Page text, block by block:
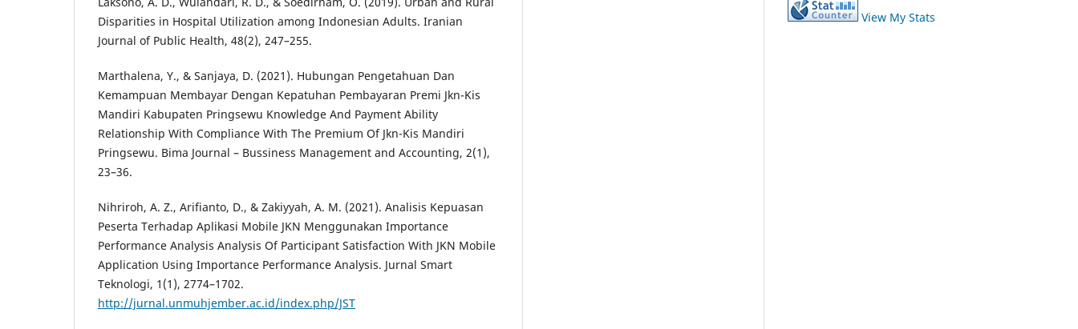
Disparities in Hospital Utilization among Indonesian Adults. Iranian
Journal of Public Health, 48(2), 247–255.
Marthalena, Y., & Sanjaya, D. (2021). Hubungan Pengetahuan Dan
Kemampuan Membayar Dengan Kepatuhan Pembayaran Premi Jkn-Kis
Mandiri Kabupaten Pringsewu Knowledge And Payment Ability
Relationship With Compliance With The Premium Of Jkn-Kis Mandiri
Pringsewu. Bima Journal – Bussiness Management and Accounting, 2(1),
23–36.
Nihriroh, A. Z., Arifianto, D., & Zakiyyah, A. M. (2021). Analisis Kepuasan
Peserta Terhadap Aplikasi Mobile JKN Menggunakan Importance
Performance Analysis Analysis Of Participant Satisfaction With JKN Mobile
Application Using Importance Performance Analysis. Jurnal Smart
Teknologi, 1(1), 2774–1702.
http://jurnal.unmuhjember.ac.id/index.php/JST
View My Stats